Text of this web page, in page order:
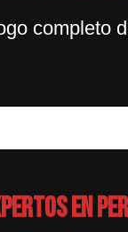
completo
en